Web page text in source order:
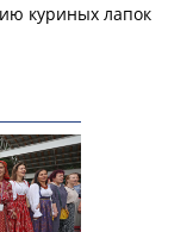
куриных лапок